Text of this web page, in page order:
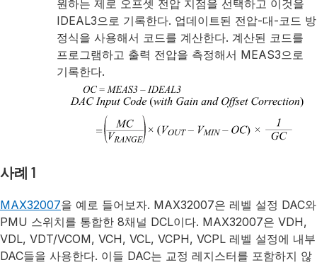
원하는 제로 오프셋 전압 지점을 선택하고 이것을
IDEAL3으로 기록한다. 업데이트된 전압-대-코드 방
정식을 사용해서 코드를 계산한다. 계산된 코드를
프로그램하고 출력 전압을 측정해서 MEAS3으로
기록한다.
사례 1
MAX32007을 예로 들어보자. MAX32007은 레벨 설정 DAC와
PMU 스위치를 통합한 8채널 DCL이다. MAX32007은 VDH,
VDL, VDT/VCOM, VCH, VCL, VCPH, VCPL 레벨 설정에 내부
DAC들을 사용한다. 이들 DAC는 교정 레지스터를 포함하지 않